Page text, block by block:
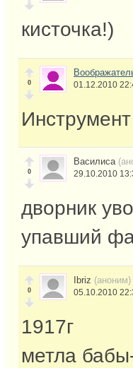
кисточка!)
0 01.12.2010
0
Василиса
29.10.2010
дворник
упавший
0
Ibriz (аноним)
05.10.2010
1917г
метла